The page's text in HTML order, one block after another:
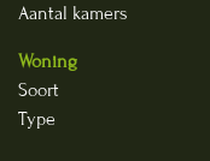
Aantal kamers
Woning
Soort
Type